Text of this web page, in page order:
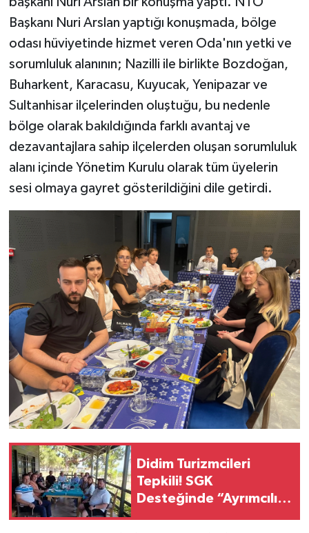
Başkanı Nuri Arslan yaptığı konuşmada, bölge
odası hüviyetinde hizmet veren Oda'nın yetki ve
sorumluluk alanının; Nazilli ile birlikte Bozdoğan,
Buharkent, Karacasu, Kuyucak, Yenipazar ve
Sultanhisar ilçelerinden oluştuğu, bu nedenle
bölge olarak bakıldığında farklı avantaj ve
dezavantajlara sahip ilçelerden oluşan sorumluluk
alanı içinde Yönetim Kurulu olarak tüm üyelerin
sesi olmaya gayret gösterildiğini dile getirdi.
Didim Turizmcileri
Tepkili! SGK
Desteğinde “Ayrımcılık